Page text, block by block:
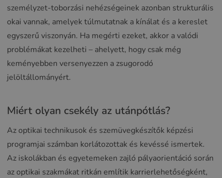
személyzet-toborzási nehézségeinek azonban strukturális
okai vannak, amelyek túlmutatnak a kínálat és a kereslet
egyszerű viszonyán. Ha megérti ezeket, akkor a valódi
problémákat kezelheti – ahelyett, hogy csak még
keményebben versenyezzen a zsugorodó
jelöltállományért.
Miért olyan csekély az utánpótlás?
Az optikai technikusok és szemüvegkészítők képzési
programjai számban korlátozottak és kevéssé ismertek.
Az iskolákban és egyetemeken zajló pályaorientáció során
az optikai szakmákat ritkán említik karrierlehetőségként,